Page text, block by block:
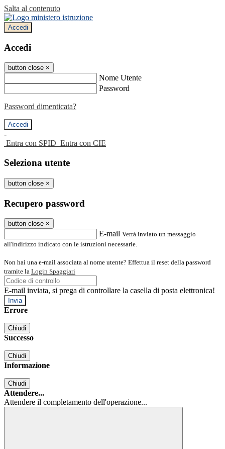
Salta al contenuto
Accedi
Accedi
button close ×
Nome Utente
Password
Password dimenticata?
-
Entra con SPID Entra con CIE
Seleziona utente
button close ×
Recupero password
button close ×
E-mail Verrà inviato un messaggio
all'indirizzo indicato con le istruzioni necessarie.
Non hai una e-mail associata al nome utente? Effettua il reset della password
tramite la Login Spaggiari
E-mail inviata, si prega di controllare la casella di posta elettronica!
Errore
Chiudi
Successo
Chiudi
Informazione
Chiudi
Attendere...
Attendere il completamento dell'operazione...